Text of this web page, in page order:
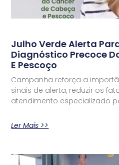
Julho Verde Alerta
Diagnóstico Precoce
E Pescoço
Campanha reforça a
sinais de alerta, reduzir os
atendimento especializado
Ler Mais >>